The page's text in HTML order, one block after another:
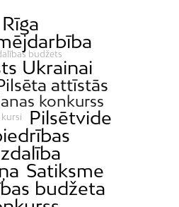
Rīga
budžets
Ukrainai
attīstās
konkurss
Pilsētvide
Satiksme
budžeta